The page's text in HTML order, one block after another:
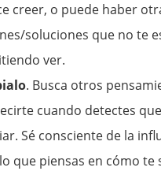
creer, o puede haber
soluciones que no te
ver.
. Busca otros
cuando detectes
Sé consciente de la
que piensas en cómo te